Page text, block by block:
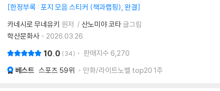
한정부록 : 포지 모음 스티커 (책과랩핑), 완결
카네시로 무네유키 원저 산노미야 코타글그림
학산문화사
2026.03.26.
10.0 34 판매지수 6,270
베스트 스포츠 59위 만화/라이트노벨 top20 1주